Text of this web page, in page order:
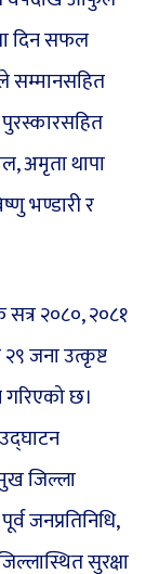
दिन सफल
सम्मानसहित
अमृता थापा
भण्डारी र
सत्र २०८०, २०८१
जना उत्कृष्ट
गरिएको छ।
जिल्ला
जनप्रतिनिधि,
सुरक्षा